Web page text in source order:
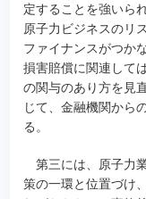
定することを強いら
原子力ビジネスのリ
ファイナンスがつか
損害賠償に関連して
の関与のあり方を見
じて、金融機関から
る。
第三には、原子力
策の一環と位置づけ